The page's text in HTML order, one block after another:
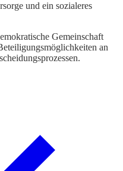
und ein sozialeres
Gemeinschaft
an